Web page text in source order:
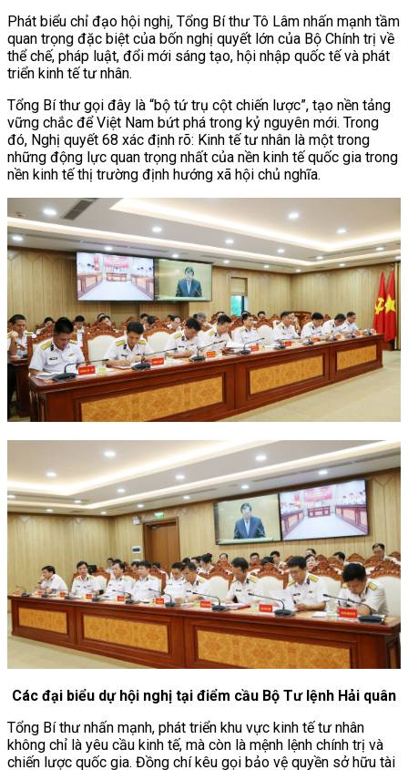
Phát biểu chỉ đạo hội nghị, Tổng Bí thư Tô Lâm nhấn mạnh tầm
quan trọng đặc biệt của bốn nghị quyết lớn của Bộ Chính trị về
thể chế, pháp luật, đổi mới sáng tạo, hội nhập quốc tế và phát
triển kinh tế tư nhân.
Tổng Bí thư gọi đây là “bộ tứ trụ cột chiến lược”, tạo nền tảng
vững chắc để Việt Nam bứt phá trong kỷ nguyên mới. Trong
đó, Nghị quyết 68 xác định rõ: Kinh tế tư nhân là một trong
những động lực quan trọng nhất của nền kinh tế quốc gia trong
nền kinh tế thị trường định hướng xã hội chủ nghĩa.
Các đại biểu dự hội nghị tại điểm cầu Bộ Tư lệnh Hải quân
Tổng Bí thư nhấn mạnh, phát triển khu vực kinh tế tư nhân
không chỉ là yêu cầu kinh tế, mà còn là mệnh lệnh chính trị và
chiến lược quốc gia. Đồng chí kêu gọi bảo vệ quyền sở hữu tài